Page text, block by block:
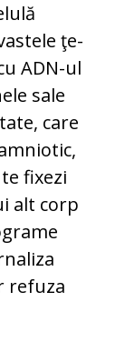
ţe­
ADN-ul
sale
care
fixezi
alt corp
refuza